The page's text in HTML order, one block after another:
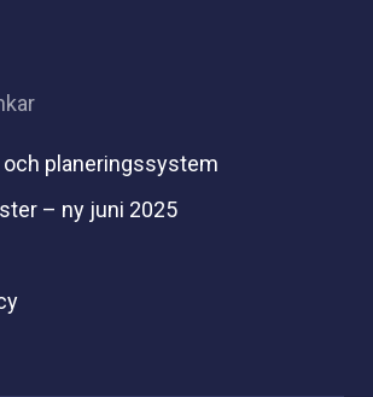
och planeringssystem
– ny juni 2025